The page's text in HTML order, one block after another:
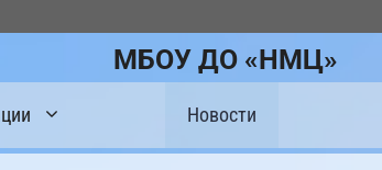
МБОУ ДО «НМЦ»
Новости